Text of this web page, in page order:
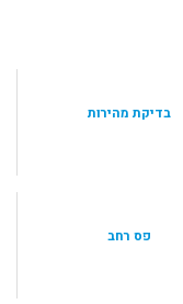
בדיקת מהירות
פס רחב